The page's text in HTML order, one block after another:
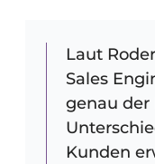
Laut
Sales
genau der
Kunden